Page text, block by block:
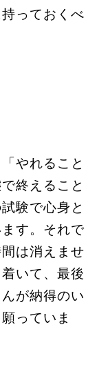
っておくべ
やれること
終えること
験で心身と
す。それで
は消えませ
いて、最後
が納得のい
っていま